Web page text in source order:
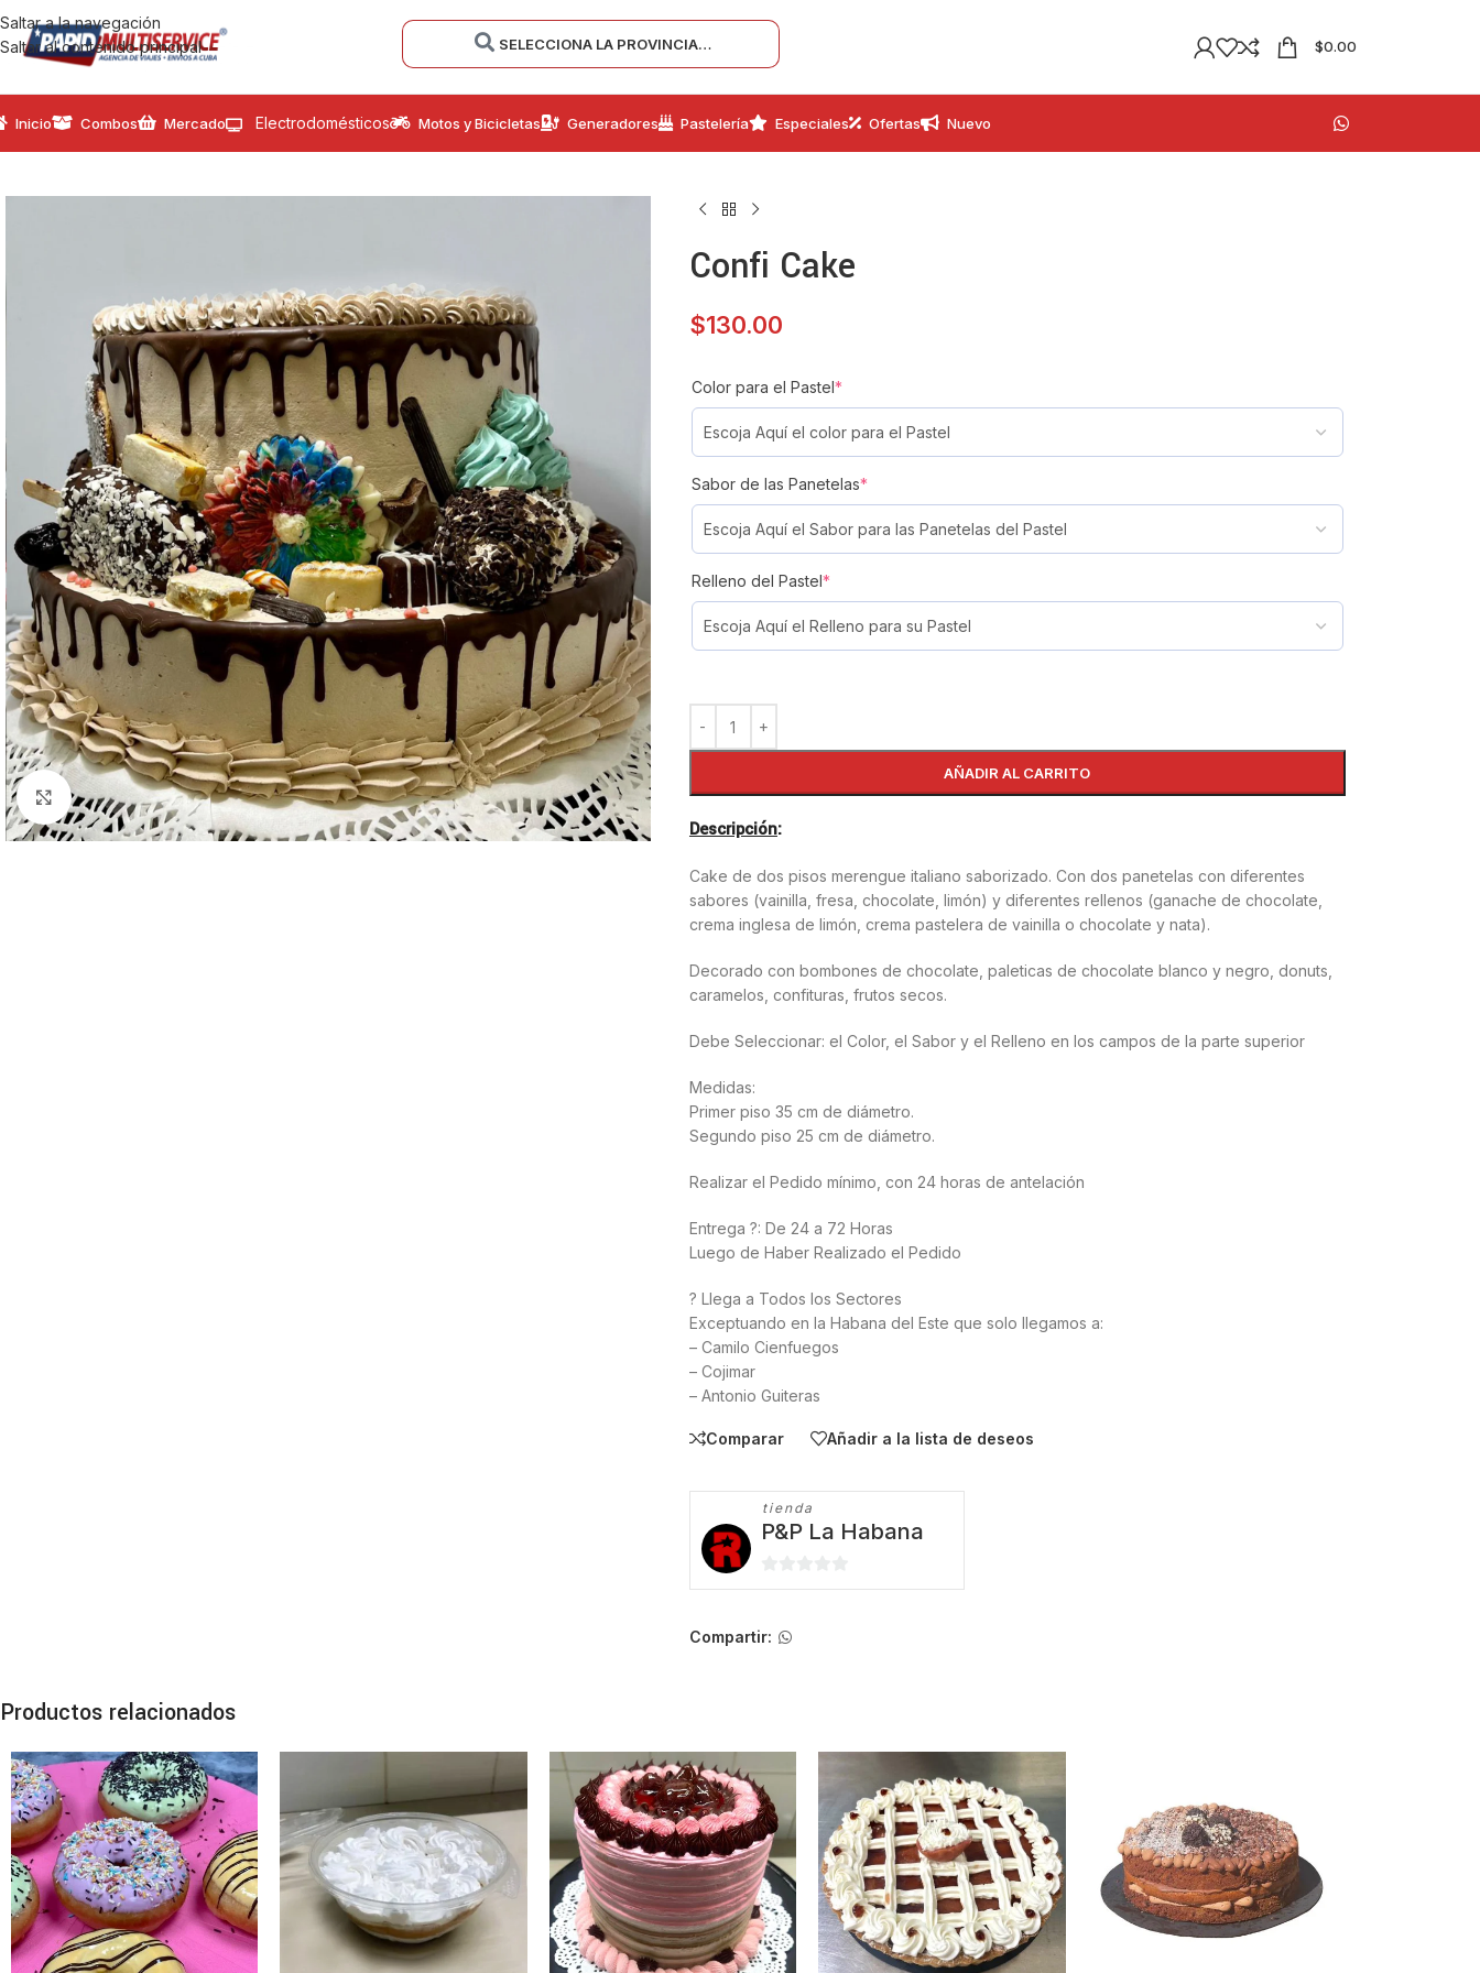
Saltar a la navegación
Saltar al contenido principal
SELECCIONA LA PROVINCIA… $0.00
Inicio Combos Mercado Electrodomésticos Motos y Bicicletas Generadores Pastelería Especiales Ofertas Nuevo
Haga clic para ampliar
Confi Cake
$130.00
Color para el Pastel*
Sabor de las Panetelas*
Relleno del Pastel*
AÑADIR AL CARRITO
Descripción:
Cake de dos pisos merengue italiano saborizado. Con dos panetelas con diferentes
sabores (vainilla, fresa, chocolate, limón) y diferentes rellenos (ganache de chocolate,
crema inglesa de limón, crema pastelera de vainilla o chocolate y nata).
Decorado con bombones de chocolate, paleticas de chocolate blanco y negro, donuts,
caramelos, confituras, frutos secos.
Debe Seleccionar: el Color, el Sabor y el Relleno en los campos de la parte superior
Medidas:
Primer piso 35 cm de diámetro.
Segundo piso 25 cm de diámetro.
Realizar el Pedido mínimo, con 24 horas de antelación
Entrega ?: De 24 a 72 Horas
Luego de Haber Realizado el Pedido
? Llega a Todos los Sectores
Exceptuando en la Habana del Este que solo llegamos a:
– Camilo Cienfuegos
– Cojimar
– Antonio Guiteras
Comparar Añadir a la lista de deseos
tienda
P&P La Habana
0
5
Compartir:
Productos relacionados